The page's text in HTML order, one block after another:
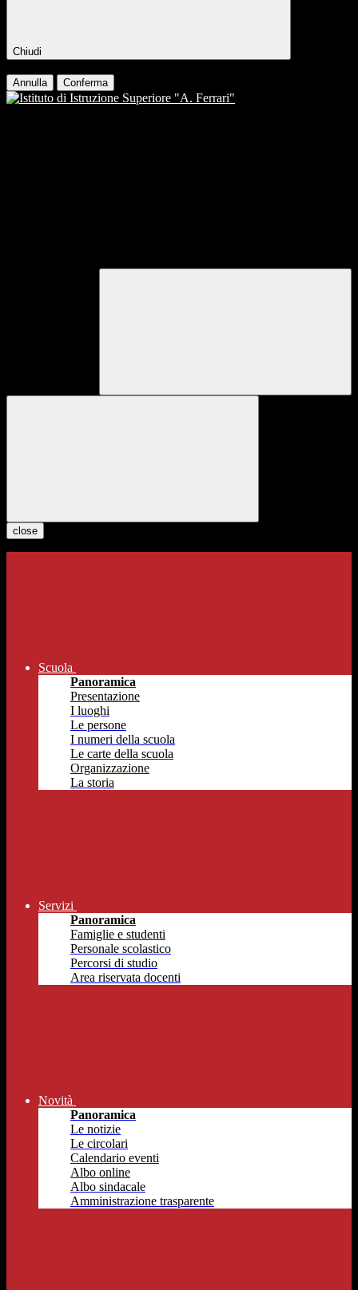
Chiudi
Annulla Conferma
close
Scuola
Panoramica
Presentazione
I luoghi
Le persone
I numeri della scuola
Le carte della scuola
Organizzazione
La storia
Servizi
Panoramica
Famiglie e studenti
Personale scolastico
Percorsi di studio
Area riservata docenti
Novità
Panoramica
Le notizie
Le circolari
Calendario eventi
Albo online
Albo sindacale
Amministrazione trasparente